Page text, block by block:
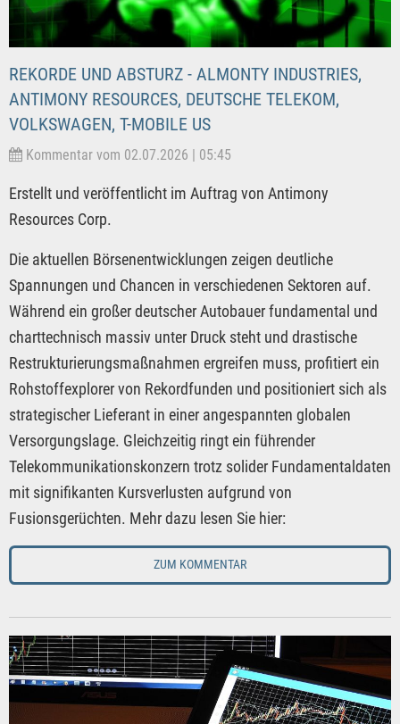
REKORDE UND ABSTURZ - ALMONTY INDUSTRIES,
ANTIMONY RESOURCES, DEUTSCHE TELEKOM,
VOLKSWAGEN, T-MOBILE US
Kommentar vom 02.07.2026 | 05:45
Erstellt und veröffentlicht im Auftrag von Antimony
Resources Corp.
Die aktuellen Börsenentwicklungen zeigen deutliche
Spannungen und Chancen in verschiedenen Sektoren auf.
Während ein großer deutscher Autobauer fundamental und
charttechnisch massiv unter Druck steht und drastische
Restrukturierungsmaßnahmen ergreifen muss, profitiert ein
Rohstoffexplorer von Rekordfunden und positioniert sich als
strategischer Lieferant in einer angespannten globalen
Versorgungslage. Gleichzeitig ringt ein führender
Telekommunikationskonzern trotz solider Fundamentaldaten
mit signifikanten Kursverlusten aufgrund von
Fusionsgerüchten. Mehr dazu lesen Sie hier:
ZUM KOMMENTAR